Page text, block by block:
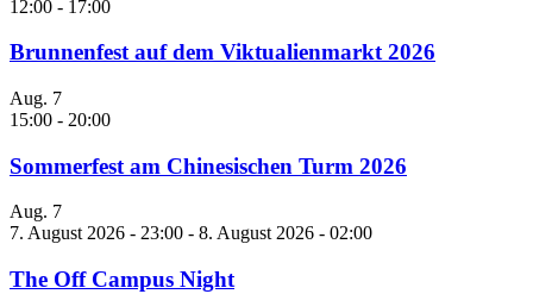
12:00 - 17:00
Brunnenfest auf dem Viktualienmarkt 2026
Aug. 7
15:00 - 20:00
Sommerfest am Chinesischen Turm 2026
Aug. 7
7. August 2026 - 23:00 - 8. August 2026 - 02:00
The Off Campus Night